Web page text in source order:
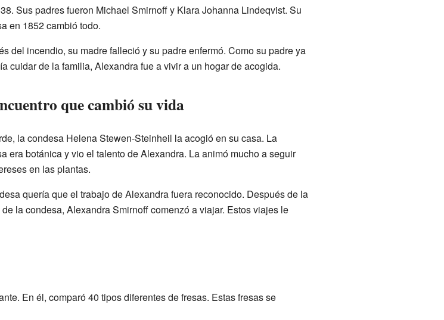
Sus padres fueron Michael Smirnoff y Klara Johanna Lindeqvist. Su
en 1852 cambió todo.
del incendio, su madre falleció y su padre enfermó. Como su padre ya
cuidar de la familia, Alexandra fue a vivir a un hogar de acogida.
que cambió su vida
la condesa Helena Stewen-Steinheil la acogió en su casa. La
era botánica y vio el talento de Alexandra. La animó mucho a seguir
en las plantas.
quería que el trabajo de Alexandra fuera reconocido. Después de la
de la condesa, Alexandra Smirnoff comenzó a viajar. Estos viajes le
En él, comparó 40 tipos diferentes de fresas. Estas fresas se